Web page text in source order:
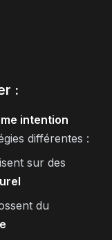
:
intention
différentes :
sur des
du